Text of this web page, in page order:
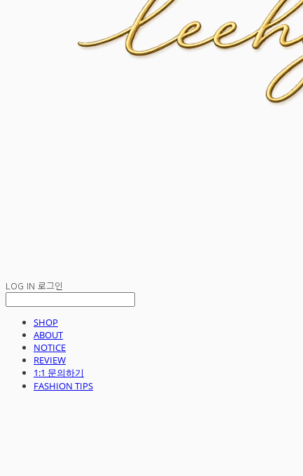
LOG IN 로그인
SHOP
ABOUT
NOTICE
REVIEW
1:1 문의하기
FASHION TIPS